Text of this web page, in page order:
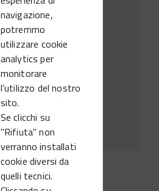
navigazione,
potremmo
utilizzare cookie
analytics per
monitorare
l’utilizzo del nostro
sito.
Se clicchi su
"Rifiuta" non
verranno installati
cookie diversi da
quelli tecnici.